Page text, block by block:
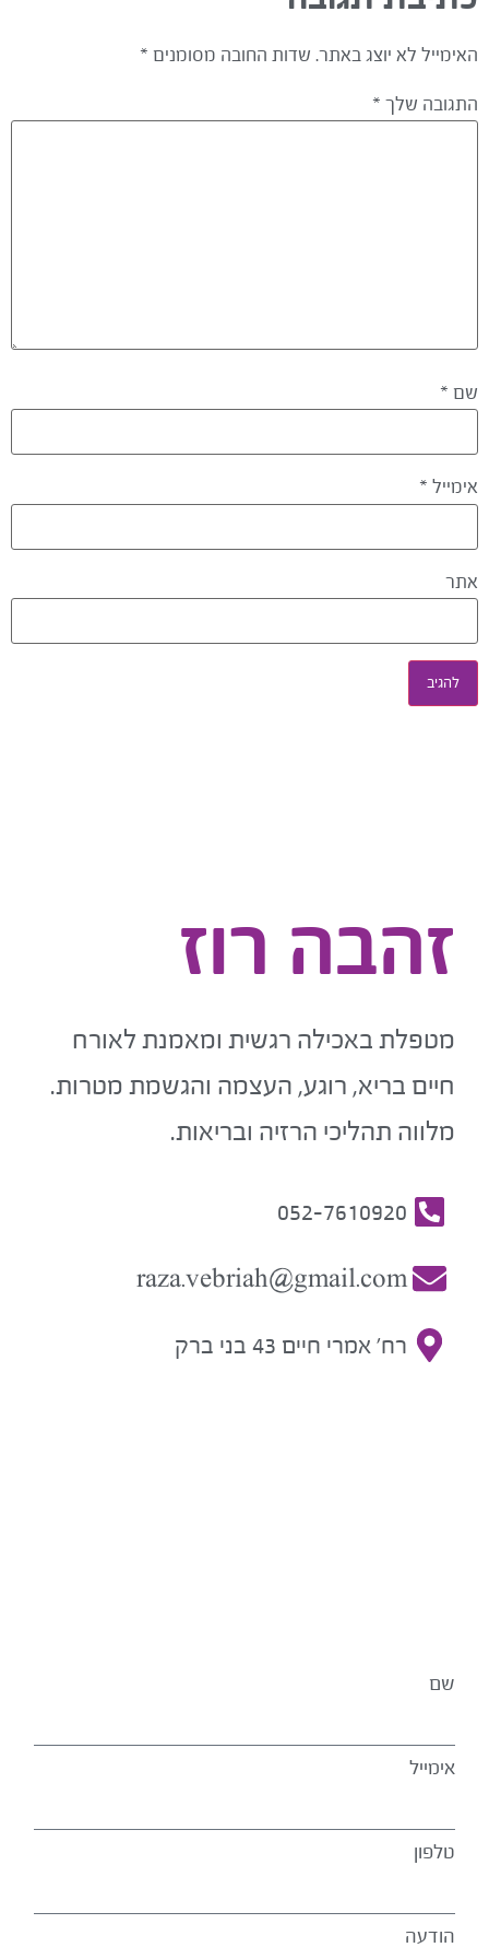
האימייל לא יוצג באתר. שדות החובה מסומנים *
התגובה שלך *
שם *
אימייל *
אתר
זהבה רוז
מטפלת באכילה רגשית ומאמנת לאורח
חיים בריא, רוגע, העצמה והגשמת מטרות.
מלווה תהליכי הרזיה ובריאות.
052-7610920
raza.vebriah@gmail.com
רח' אמרי חיים 43 בני ברק
שם
אימייל
טלפון
הודעה